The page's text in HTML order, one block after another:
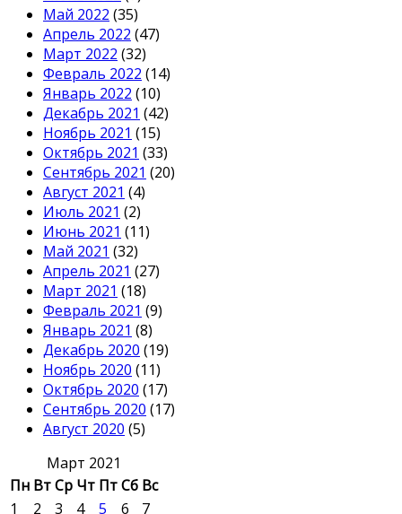
Май 2022 (35)
Апрель 2022 (47)
Март 2022 (32)
Февраль 2022 (14)
Январь 2022 (10)
Декабрь 2021 (42)
Ноябрь 2021 (15)
Октябрь 2021 (33)
Сентябрь 2021 (20)
Август 2021 (4)
Июль 2021 (2)
Июнь 2021 (11)
Май 2021 (32)
Апрель 2021 (27)
Март 2021 (18)
Февраль 2021 (9)
Январь 2021 (8)
Декабрь 2020 (19)
Ноябрь 2020 (11)
Октябрь 2020 (17)
Сентябрь 2020 (17)
Август 2020 (5)
Март 2021
Пн ВтСр Чт ПтСб Вс
1
2 3 4 5 6
7